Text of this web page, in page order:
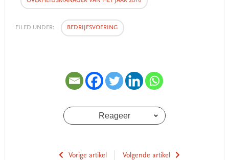
FILED UNDER: BEDRIJFSVOERING
Reageer
Vorige artikel
Volgende artikel